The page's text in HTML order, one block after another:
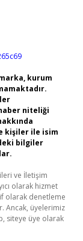
kurum
niteliği
kişiler ile isim
bilgiler
ve İletişim
olarak hizmet
olarak denetleme
Ancak, üyelerimiz
siteye üye olarak